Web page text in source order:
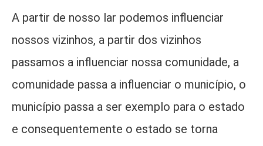
A partir de nosso lar podemos influenciar
nossos vizinhos, a partir dos vizinhos
passamos a influenciar nossa comunidade, a
comunidade passa a influenciar o município, o
município passa a ser exemplo para o estado
e consequentemente o estado se torna